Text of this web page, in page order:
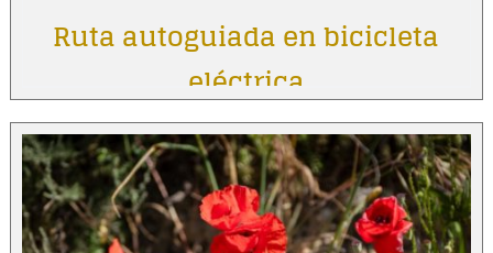
Ruta autoguiada en bicicleta
eléctrica